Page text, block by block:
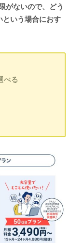
がないので、どう
という場合におす
べる